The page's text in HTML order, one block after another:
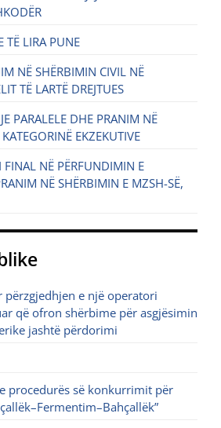
TË LIRA PUNE
NË SHËRBIMIN CIVIL NË
TË LARTË DREJTUES
PARALELE DHE PRANIM NË
EKZEKUTIVE
FINAL NË PËRFUNDIMIN E
NË SHËRBIMIN E MZSH-SË,
përzgjedhjen e një operatori
që ofron shërbime për asgjësimin
jashtë përdorimi
procedurës së konkurrimit për